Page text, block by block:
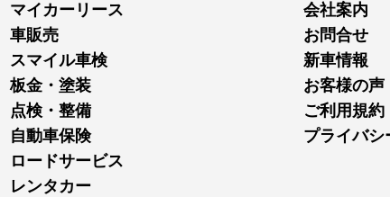
マイカーリース
車販売
スマイル車検
板金・塗装
点検・整備
自動車保険
ロードサービス
レンタカー
会社案内
お問合せ
新車情報
お客様の声
ご利用規約
プライバシ